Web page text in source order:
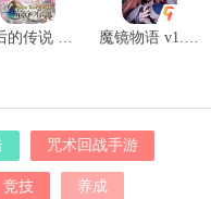
最后的传说 v0.14.12 魔镜物语 v1.1.0
咒术回战手游
竞技 养成